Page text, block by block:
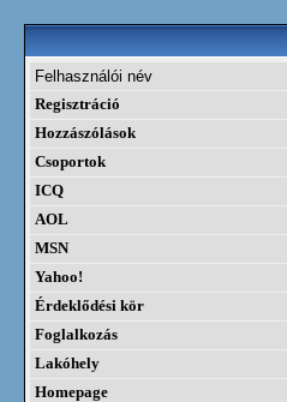
Felhasználói név
Regisztráció
Hozzászólások
Csoportok
ICQ
AOL
MSN
Yahoo!
Érdeklődési kör
Foglalkozás
Lakóhely
Homepage